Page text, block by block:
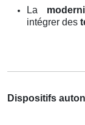
La
intégrer des
Dispositifs